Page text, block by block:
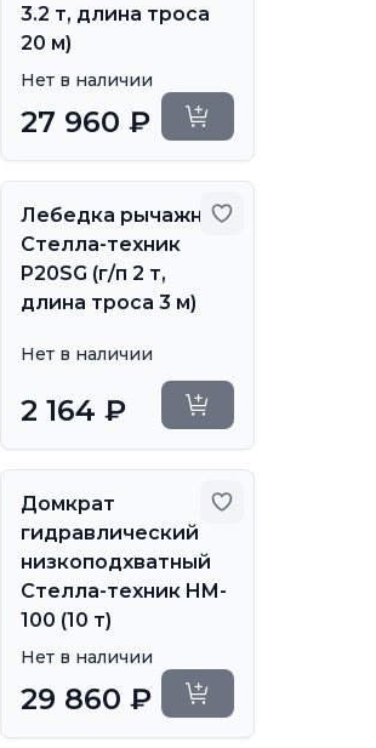
сроки
3.2 т, длина троса
20 м)
Нет в наличии
27 960 ₽ Уточнить сроки
в избранное
сроки
Добавить в
Лебедка рычажная
Стелла-техник
P20SG (г/п 2 т,
длина троса 3 м)
Нет в наличии
2 164 ₽ Уточнить сроки
в избранное
сроки
Добавить в
Домкрат
гидравлический
низкоподхватный
Стелла-техник HM-
100 (10 т)
Нет в наличии
29 860 ₽ Уточнить сроки